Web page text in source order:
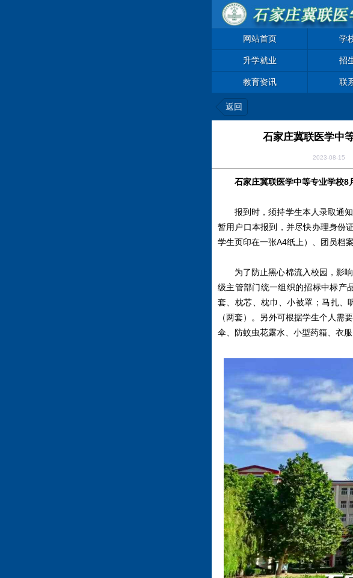
网站首页 学
升学就业 招
教育资讯 联
返回
石家庄冀联医学中
2023-08-15
石家庄冀联医学中等专业学校8
报到时，须持学生本人录取通
暂用户口本报到，并尽快办理身份
学生页印在一张A4纸上）、团员档
为了防止黑心棉流入校园，影
级主管部门统一组织的招标中标产
套、枕芯、枕巾、小被罩；马扎、
（两套）。另外可根据学生个人需
伞、防蚊虫花露水、小型药箱、衣